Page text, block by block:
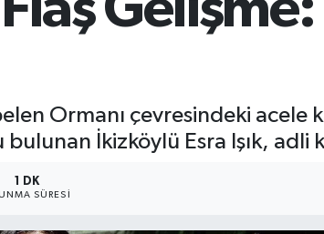
Ormanı çevresindeki acele
İkizköylü Esra Işık,
1 DK
SÜRESI